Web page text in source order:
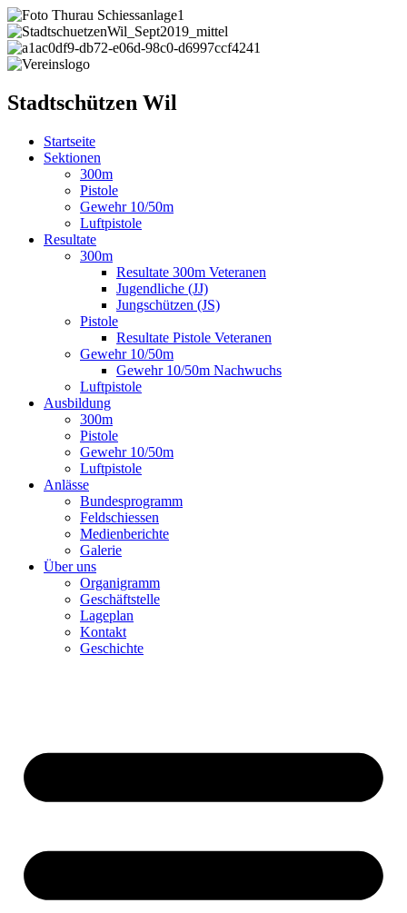
Stadtschützen Wil
Startseite
Sektionen
300m
Pistole
Gewehr 10/50m
Luftpistole
Resultate
300m
Resultate 300m Veteranen
Jugendliche (JJ)
Jungschützen (JS)
Pistole
Resultate Pistole Veteranen
Gewehr 10/50m
Gewehr 10/50m Nachwuchs
Luftpistole
Ausbildung
300m
Pistole
Gewehr 10/50m
Luftpistole
Anlässe
Bundesprogramm
Feldschiessen
Medienberichte
Galerie
Über uns
Organigramm
Geschäftstelle
Lageplan
Kontakt
Geschichte